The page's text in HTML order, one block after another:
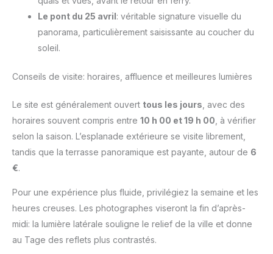
Le pont du 25 avril: véritable signature visuelle du
panorama, particulièrement saisissante au coucher du
soleil.
Conseils de visite: horaires, affluence et meilleures lumières
Le site est généralement ouvert tous les jours , avec des
horaires souvent compris entre 10 h 00 et 19 h 00 , à vérifier
selon la saison. L’esplanade extérieure se visite librement,
tandis que la terrasse panoramique est payante, autour de 6
€.
Pour une expérience plus fluide, privilégiez la semaine et les
heures creuses. Les photographes viseront la fin d’après-
midi: la lumière latérale souligne le relief de la ville et donne
au Tage des reflets plus contrastés.